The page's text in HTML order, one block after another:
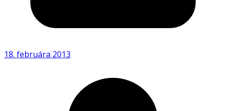
18. februára 2013